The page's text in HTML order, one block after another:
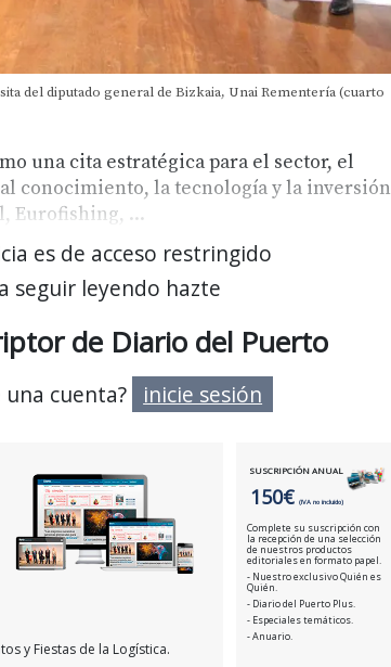
del diputado general de Bizkaia, Unai Rementería (cuarto
una cita estratégica para el sector, el
conocimiento, la tecnología y la inversión
Eurofishing, ...
es de acceso restringido
seguir leyendo hazte
de Diario del Puerto
una cuenta? inicie sesión
SUSCRIPCIÓN ANUAL
150€ (IVA no incluido)
Complete su suscripción con
la recepción de una selección
de nuestros productos
editoriales en formato papel.
- Nuestro exclusivo Quién es
Quién.
- Diario del Puerto Plus.
- Especiales temáticos.
- Anuario.
y Fiestas de la Logística.